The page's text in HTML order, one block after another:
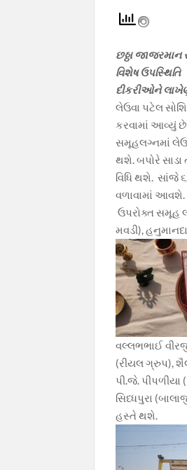
e
b
o
o
k
s
A
p
p
છઠ્ઠા
વિશેષ ઉપસ્થિતિ
દીકરીઓને
લેઉવા પટેલ
કરવામાં આવ્યું છે.
સમૂહલગ્નમાં
થશે. બપોરે
વિધિ થશે. સાંજે
વળાવામાં આવશે.
ઉપરોક્ત સમૂહ
મવડી),
વલ્લભભાઈ
(રીયલ ગ્રુપ),
પી.જે.
સિધ્ધપુરા
હસ્તે થશે.